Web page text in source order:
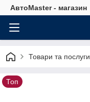
АвтоMaster - магазин
Товари та послуги
Топ